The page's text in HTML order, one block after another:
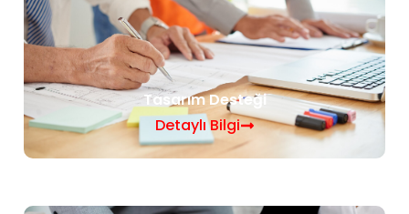
Tasarım Desteği
Detaylı Bilgi